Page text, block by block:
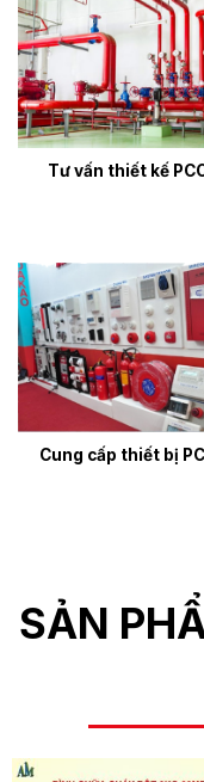
Tư vấn thiết kế
Cung cấp thiết bị
SẢN